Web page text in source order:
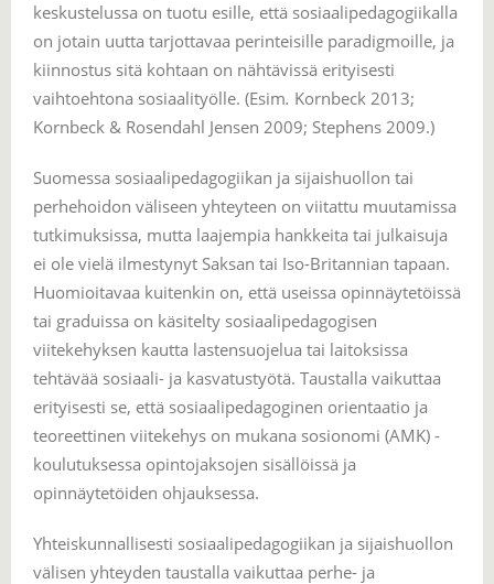
keskustelussa on tuotu esille, että sosiaalipedagogiikalla
on jotain uutta tarjottavaa perinteisille paradigmoille, ja
kiinnostus sitä kohtaan on nähtävissä erityisesti
vaihtoehtona sosiaalityölle. (Esim. Kornbeck 2013;
Kornbeck & Rosendahl Jensen 2009; Stephens 2009.)
Suomessa sosiaalipedagogiikan ja sijaishuollon tai
perhehoidon väliseen yhteyteen on viitattu muutamissa
tutkimuksissa, mutta laajempia hankkeita tai julkaisuja
ei ole vielä ilmestynyt Saksan tai Iso-Britannian tapaan.
Huomioitavaa kuitenkin on, että useissa opinnäytetöissä
tai graduissa on käsitelty sosiaalipedagogisen
viitekehyksen kautta lastensuojelua tai laitoksissa
tehtävää sosiaali- ja kasvatustyötä. Taustalla vaikuttaa
erityisesti se, että sosiaalipedagoginen orientaatio ja
teoreettinen viitekehys on mukana sosionomi (AMK) -
koulutuksessa opintojaksojen sisällöissä ja
opinnäytetöiden ohjauksessa.
Yhteiskunnallisesti sosiaalipedagogiikan ja sijaishuollon
välisen yhteyden taustalla vaikuttaa perhe- ja